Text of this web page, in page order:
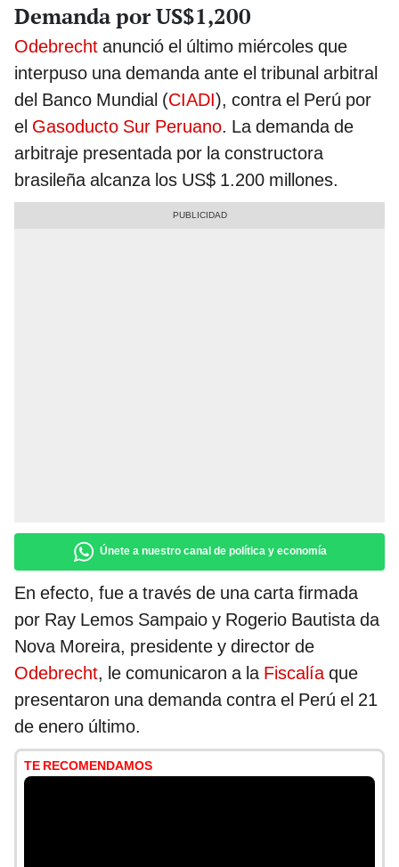
Demanda por US$1,200
Odebrecht anunció el último miércoles que
interpuso una demanda ante el tribunal arbitral
del Banco Mundial (CIADI), contra el Perú por
el Gasoducto Sur Peruano. La demanda de
arbitraje presentada por la constructora
brasileña alcanza los US$ 1.200 millones.
Únete a nuestro canal de política y economía
En efecto, fue a través de una carta firmada
por Ray Lemos Sampaio y Rogerio Bautista da
Nova Moreira, presidente y director de
Odebrecht, le comunicaron a la Fiscalíaque
presentaron una demanda contra el Perú el 21
de enero último.
TE RECOMENDAMOS